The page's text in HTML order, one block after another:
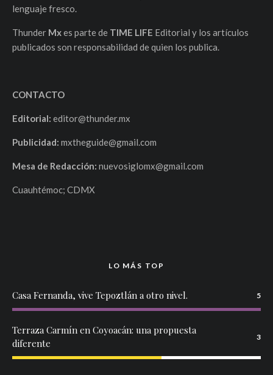
lenguaje fresco.
Thunder Mxes parte de TIME LIFE Editorial y los artículos
publicados son responsabilidad de quien los publica.
CONTACTO
Editorial: editor@thunder.mx
Publicidad: mxtheguide@gmail.com
Mesa de Redacción: nuevosiglomx@gmail.com
Cuauhtémoc; CDMX
LO MÁS TOP
Casa Fernanda, vive Tepoztlán a otro nivel. 5
Terraza Carmín en Coyoacán: una propuesta
diferente
3